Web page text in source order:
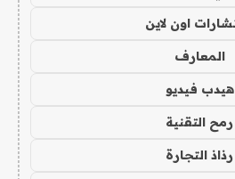
اون لاين
المعارف
هيدب فيديو
رمح التقنية
رذاذ التجارة